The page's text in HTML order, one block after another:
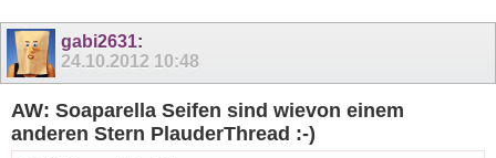
gabi2631:
24.10.2012 10:48
AW: Soaparella Seifen sind wievon einem
anderen Stern PlauderThread :-)